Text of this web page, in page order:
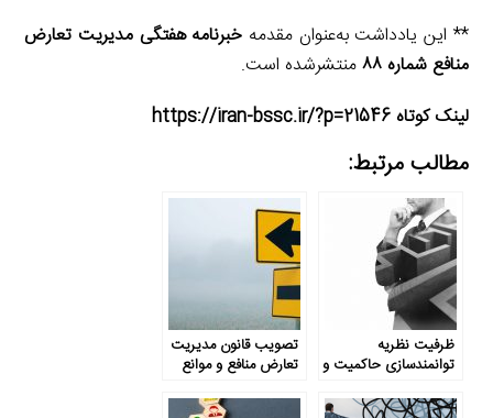
** این یادداشت به‌عنوان مقدمه خبرنامه هفتگی مدیریت تعارض
منافع شماره ۸۸
منتشرشده است.
لینک کوتاه https://iran-bssc.ir/?p=21546
مطالب مرتبط:
ظرفیت نظریه
توانمندسازی حاکمیت و
تعارض منافع
تصویب قانون مدیریت
تعارض منافع و موانع